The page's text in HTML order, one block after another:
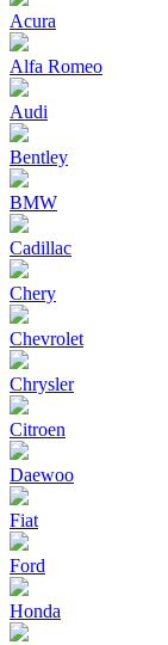
Acura
Alfa Romeo
Audi
Bentley
BMW
Cadillac
Chery
Chevrolet
Chrysler
Citroen
Daewoo
Fiat
Ford
Honda